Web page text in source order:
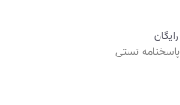
رایگان
پاسخنامه تستی